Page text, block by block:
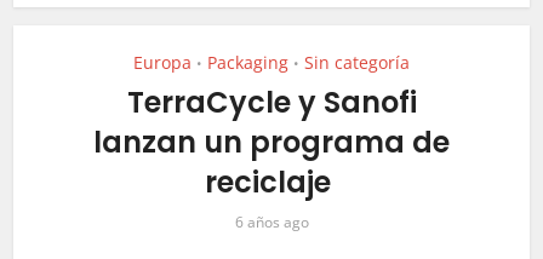
Europa • Packaging • Sin categoría
TerraCycle y Sanofi
lanzan un programa de
reciclaje
6 años ago